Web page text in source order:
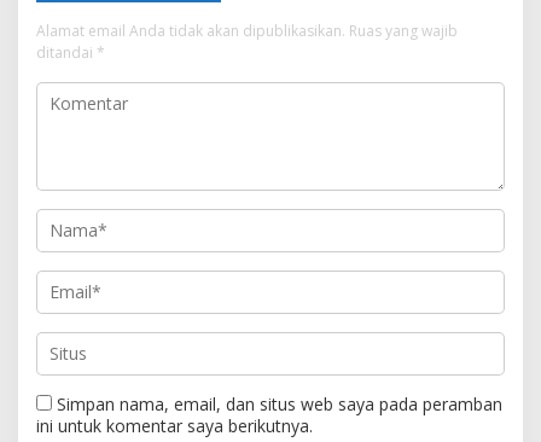
Alamat email Anda tidak akan dipublikasikan. Ruas yang wajib
ditandai *
Simpan nama, email, dan situs web saya pada peramban
ini untuk komentar saya berikutnya.